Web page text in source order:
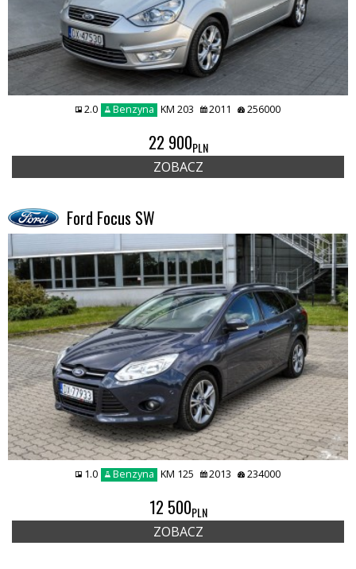
2.0 Benzyna KM 203 2011 256000
22 900PLN
ZOBACZ
Ford Focus SW
1.0 Benzyna KM 125 2013 234000
12 500PLN
ZOBACZ